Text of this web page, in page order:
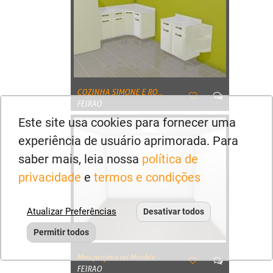
COZINHA SIMONE E ROGERIO
FEIRAO
Meu projeto no Mooble
FEIRAO
Este site usa cookies para fornecer uma
experiência de usuário aprimorada. Para
saber mais, leia nossa política de
privacidade e termos e condições
Atualizar Preferências Desativar todos
Permitir todos